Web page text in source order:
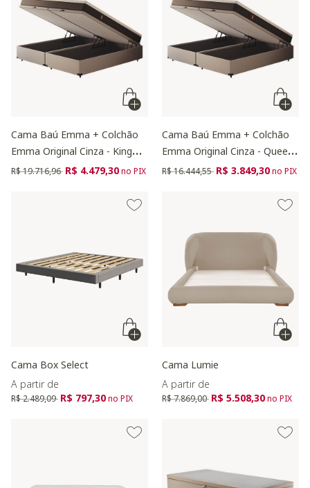
Cama Baú Emma + Colchão
Emma Original Cinza - King
Size
Preço reduzido de
R$ 19.716,96 para
R$ 4.479,30no PIX
Cama Baú Emma + Colchão
Emma Original Cinza - Queen
Size
Preço reduzido de
R$ 16.444,55 para
R$ 3.849,30no PIX
Cama Box Select
A partir de
Preço reduzido de
R$ 2.489,09 para
R$ 797,30no PIX
Cama Lumie
A partir de
Preço reduzido de
R$ 7.869,00 para
R$ 5.508,30no PIX